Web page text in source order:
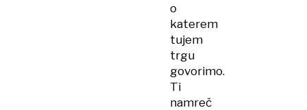
o
katerem
tujem
trgu
govorimo.
Ti
namreč